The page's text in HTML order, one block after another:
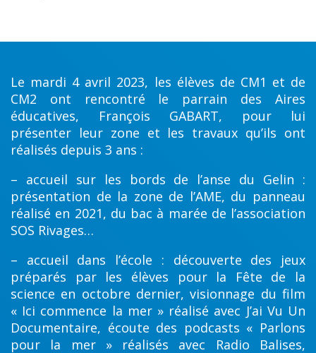
Le mardi 4 avril 2023, les élèves de CM1 et de
CM2 ont rencontré le parrain des Aires
éducatives, François GABART, pour lui
présenter leur zone et les travaux qu’ils ont
réalisés depuis 3 ans :
– accueil sur les bords de l’anse du Gelin :
présentation de la zone de l’AME, du panneau
réalisé en 2021, du bac à marée de l’association
SOS Rivages…
– accueil dans l’école : découverte des jeux
préparés par les élèves pour la Fête de la
science en octobre dernier, visionnage du film
« Ici commence la mer » réalisé avec J’ai Vu Un
Documentaire, écoute des podcasts « Parlons
pour la mer » réalisés avec Radio Balises,